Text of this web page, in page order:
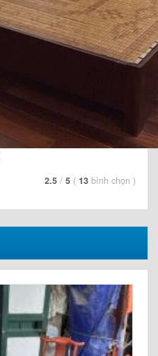
2.5 / 5 ( 13 bình chọn )